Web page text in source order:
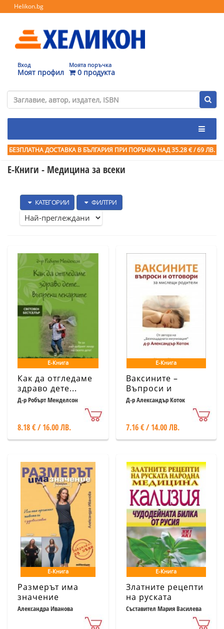
Helikon.bg
Вход
Моят профил
Моята поръчка
0 продукта
БЕЗПЛАТНА ДОСТАВКА В БЪЛГАРИЯ ПРИ ПОРЪЧКА НАД 35.28 € / 69 ЛВ.
Е-Книги - Медицина за всеки
КАТЕГОРИИ ФИЛТРИ
Е-Книга
Как да отгледаме
здраво дете...
въпреки лекарите
Д-р Робърт Менделсон
8.18 € / 16.00 ЛВ.
Е-Книга
Ваксините –
Въпроси и
отговори за
Д-р Александър Коток
7.16 € / 14.00 ЛВ.
Е-Книга
Размерът има
значение
[размерът на
Александра Иванова
Е-Книга
Златните рецепти
на руската
народна
Съставител Мария Василева